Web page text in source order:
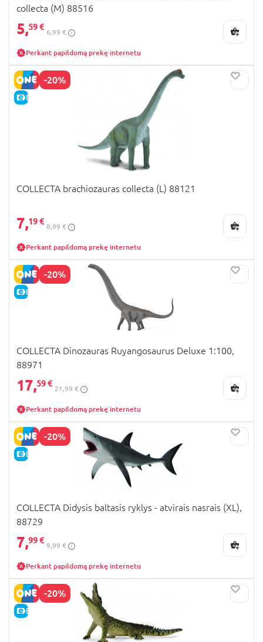
collecta (M) 88516
5,59 €
6,99 €
Perkant papildomą prekę internetu
-20%
E-KAINA
COLLECTA brachiozauras collecta (L) 88121
7,19 €
8,99 €
Perkant papildomą prekę internetu
-20%
E-KAINA
COLLECTA Dinozauras Ruyangosaurus Deluxe 1:100,
88971
17,59 €
21,99 €
Perkant papildomą prekę internetu
-20%
E-KAINA
COLLECTA Didysis baltasis ryklys - atvirais nasrais (XL),
88729
7,99 €
9,99 €
Perkant papildomą prekę internetu
-20%
E-KAINA